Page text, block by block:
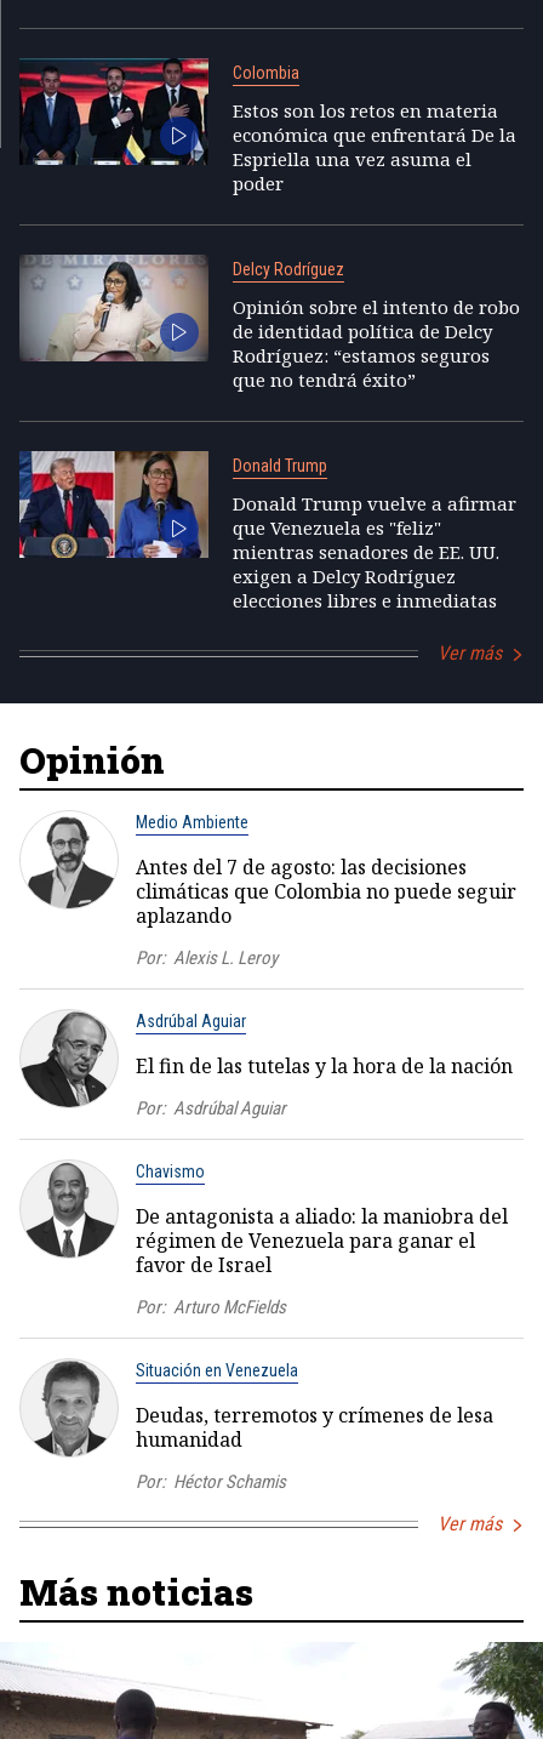
Colombia
Estos son los retos en materia
económica que enfrentará De la
Espriella una vez asuma el
poder
Delcy Rodríguez
Opinión sobre el intento de robo
de identidad política de Delcy
Rodríguez: “estamos seguros
que no tendrá éxito”
Donald Trump
Donald Trump vuelve a afirmar
que Venezuela es "feliz"
mientras senadores de EE. UU.
exigen a Delcy Rodríguez
elecciones libres e inmediatas
Ver más
Opinión
Medio Ambiente
Antes del 7 de agosto: las decisiones
climáticas que Colombia no puede seguir
aplazando
Por: Alexis L. Leroy
Asdrúbal Aguiar
El fin de las tutelas y la hora de la nación
Por: Asdrúbal Aguiar
Chavismo
De antagonista a aliado: la maniobra del
régimen de Venezuela para ganar el
favor de Israel
Por: Arturo McFields
Situación en Venezuela
Deudas, terremotos y crímenes de lesa
humanidad
Por: Héctor Schamis
Ver más
Más noticias